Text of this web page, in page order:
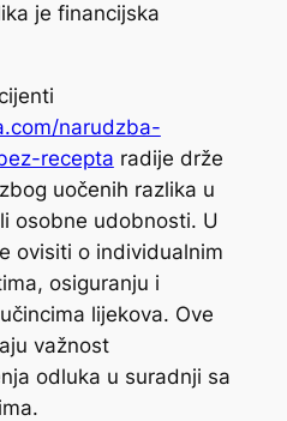
je financijska
narudzba-
recepta radije drže
uočenih razlika u
osobne udobnosti. U
ovisiti o individualnim
osiguranju i
lijekova. Ove
važnost
odluka u suradnji sa